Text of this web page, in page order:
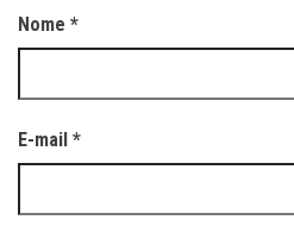
Nome *
E-mail *